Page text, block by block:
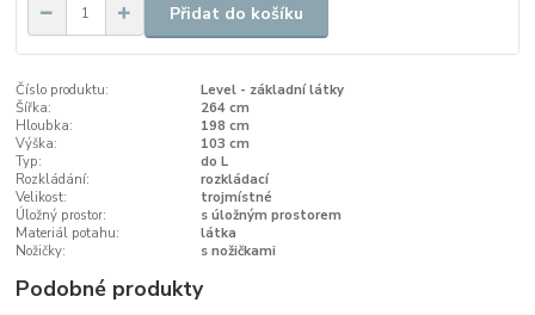
Přidat do košíku
Číslo produktu:
Level - základní látky
Šířka:
264 cm
Hloubka:
198 cm
Výška:
103 cm
Typ:
do L
Rozkládání:
rozkládací
Velikost:
trojmístné
Úložný prostor:
s úložným prostorem
Materiál potahu:
látka
Nožičky:
s nožičkami
Podobné produkty